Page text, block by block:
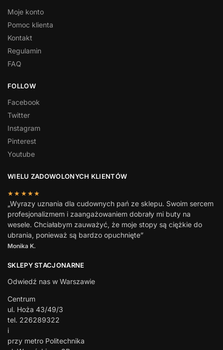
Moje konto
Pomoc klienta
Kontakt
Regulamin
FAQ
FOLLOW
Facebook
Twitter
Instagram
Pinterest
Youtube
WIELU ZADOWOLONYCH KLIENTÓW
★★★★★
„Wyrazy uznania dla cudownych pań ze sklepu. Swoim sercem
profesjonalizmem i zaangażowaniem dobrały mi buty na
wesele. Chciałabym zauważyć, że moje stopy są ciężkie do
ubrania, ponieważ są bardzo opuchnięte”
Monika K.
SKLEPY STACJONARNE
Odwiedź nas w Warszawie
Centrum
ul. Hoża 43/49/3
tel. 226289322
i
przy metro Politechnika